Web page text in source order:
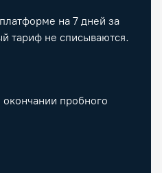
на 7 дней за
тариф не списываются.
пробного